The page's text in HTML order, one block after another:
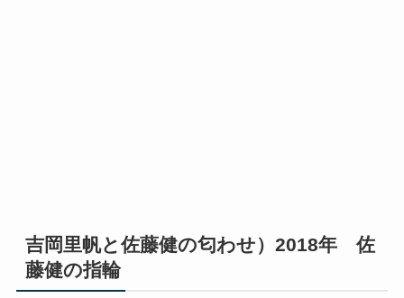
吉岡里帆と佐藤健の匂わせ）2018年 佐
藤健の指輪